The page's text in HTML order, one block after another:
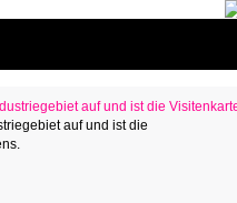
auf und ist die